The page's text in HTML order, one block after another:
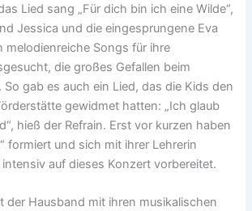
Lied sang „Für dich bin ich eine Wilde“,
Jessica und die eingesprungene Eva
melodienreiche Songs für ihre
die großes Gefallen beim
So gab es auch ein Lied, das die Kids den
gewidmet hatten: „Ich glaub
hieß der Refrain. Erst vor kurzen haben
formiert und sich mit ihrer Lehrerin
auf dieses Konzert vorbereitet.
der Hausband mit ihren musikalischen